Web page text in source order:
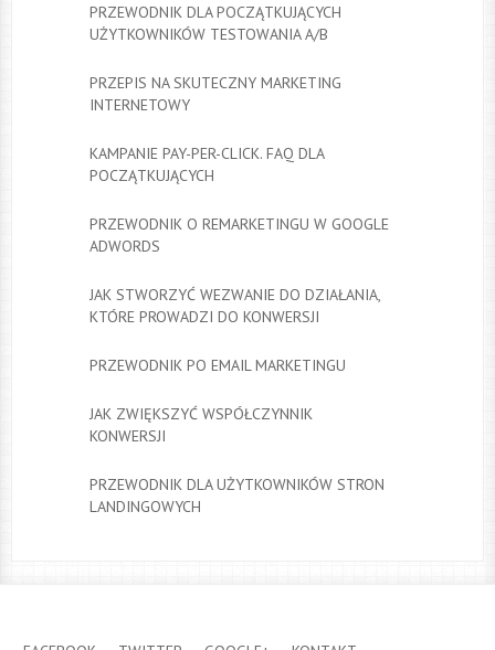
PRZEWODNIK DLA POCZĄTKUJĄCYCH
UŻYTKOWNIKÓW TESTOWANIA A/B
PRZEPIS NA SKUTECZNY MARKETING
INTERNETOWY
KAMPANIE PAY-PER-CLICK. FAQ DLA
POCZĄTKUJĄCYCH
PRZEWODNIK O REMARKETINGU W GOOGLE
ADWORDS
JAK STWORZYĆ WEZWANIE DO DZIAŁANIA,
KTÓRE PROWADZI DO KONWERSJI
PRZEWODNIK PO EMAIL MARKETINGU
JAK ZWIĘKSZYĆ WSPÓŁCZYNNIK
KONWERSJI
PRZEWODNIK DLA UŻYTKOWNIKÓW STRON
LANDINGOWYCH